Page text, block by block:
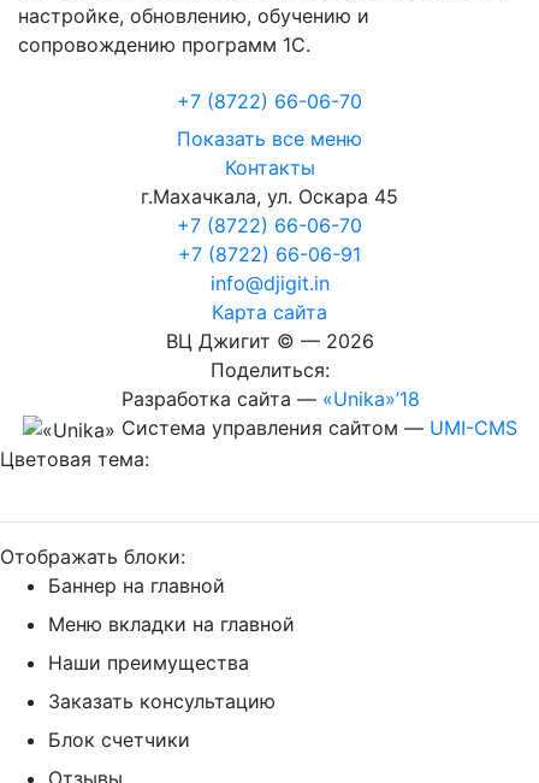
настройке, обновлению, обучению и
сопровождению программ 1С.
+7 (8722) 66-06-70
Показать все меню
Контакты
г.Махачкала, ул. Оскара 45
+7 (8722) 66-06-70
+7 (8722) 66-06-91
info@djigit.in
Карта сайта
ВЦ Джигит © — 2026
Поделиться:
Разработка сайта — «Unika»’18
Система управления сайтом — UMI-CMS
Цветовая тема:
Отображать блоки:
Баннер на главной
Меню вкладки на главной
Наши преимущества
Заказать консультацию
Блок счетчики
Отзывы